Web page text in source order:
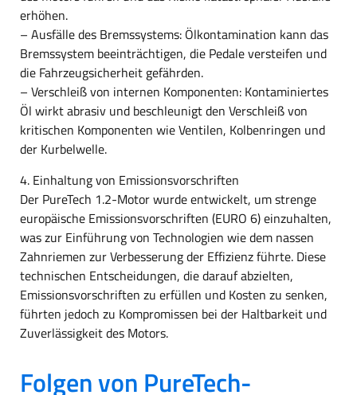
erhöhen.
– Ausfälle des Bremssystems: Ölkontamination kann das
Bremssystem beeinträchtigen, die Pedale versteifen und
die Fahrzeugsicherheit gefährden.
– Verschleiß von internen Komponenten: Kontaminiertes
Öl wirkt abrasiv und beschleunigt den Verschleiß von
kritischen Komponenten wie Ventilen, Kolbenringen und
der Kurbelwelle.
4. Einhaltung von Emissionsvorschriften
Der PureTech 1.2-Motor wurde entwickelt, um strenge
europäische Emissionsvorschriften (EURO 6) einzuhalten,
was zur Einführung von Technologien wie dem nassen
Zahnriemen zur Verbesserung der Effizienz führte. Diese
technischen Entscheidungen, die darauf abzielten,
Emissionsvorschriften zu erfüllen und Kosten zu senken,
führten jedoch zu Kompromissen bei der Haltbarkeit und
Zuverlässigkeit des Motors.
Folgen von PureTech-